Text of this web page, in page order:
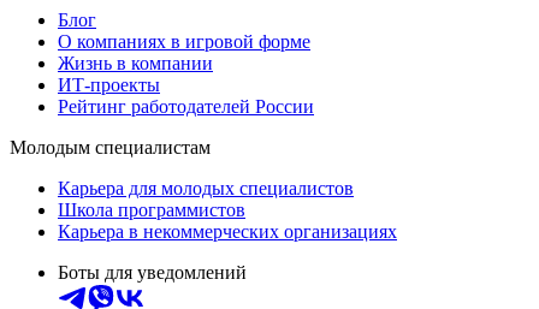
Блог
О компаниях в игровой форме
Жизнь в компании
ИТ-проекты
Рейтинг работодателей России
Молодым специалистам
Карьера для молодых специалистов
Школа программистов
Карьера в некоммерческих организациях
Боты для уведомлений